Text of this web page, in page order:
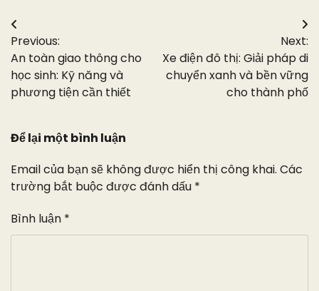
Điều
hướng
bài
viết
Previous:
An toàn giao thông cho
học sinh: Kỹ năng và
phương tiện cần thiết
Next:
Xe điện đô thị: Giải pháp di
chuyển xanh và bền vững
cho thành phố
Để lại một bình luận
Email của bạn sẽ không được hiển thị công khai. Các
trường bắt buộc được đánh dấu *
Bình luận *